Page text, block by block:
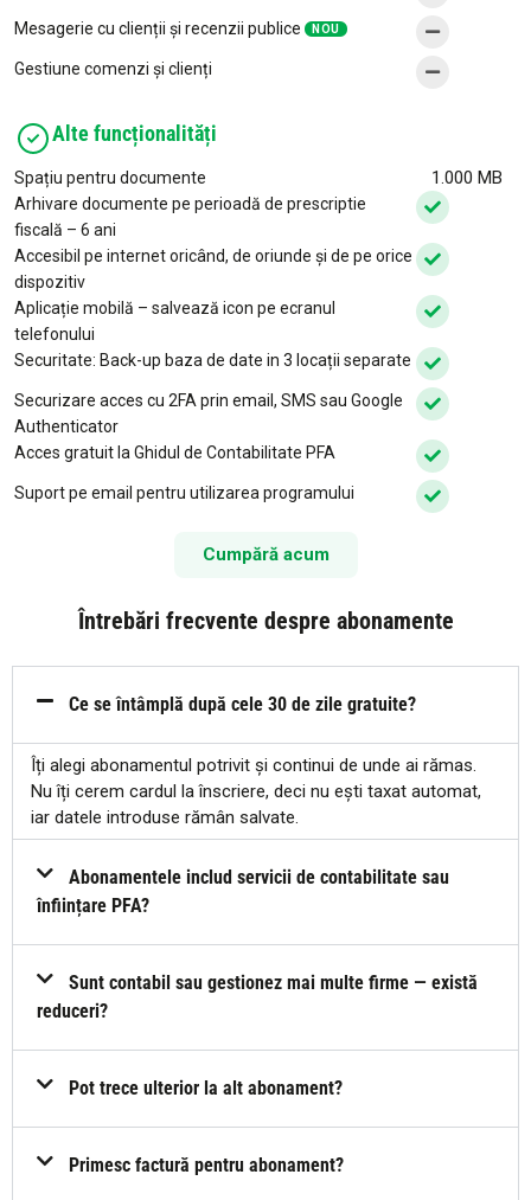
Mesagerie cu clienții și recenzii publice NOU
Gestiune comenzi și clienți
Alte funcționalități
Spațiu pentru documente 1.000 MB
Arhivare documente pe perioadă de prescriptie
fiscală – 6 ani
Accesibil pe internet oricând, de oriunde și de pe orice
dispozitiv
Aplicație mobilă – salvează icon pe ecranul
telefonului
Securitate: Back-up baza de date in 3 locații separate
Securizare acces cu 2FA prin email, SMS sau Google
Authenticator
Acces gratuit la Ghidul de Contabilitate PFA
Suport pe email pentru utilizarea programului
Cumpără acum
Întrebări frecvente despre abonamente
Ce se întâmplă după cele 30 de zile gratuite?
Îți alegi abonamentul potrivit și continui de unde ai rămas.
Nu îți cerem cardul la înscriere, deci nu ești taxat automat,
iar datele introduse rămân salvate.
Abonamentele includ servicii de contabilitate sau
înființare PFA?
Sunt contabil sau gestionez mai multe firme — există
reduceri?
Pot trece ulterior la alt abonament?
Primesc factură pentru abonament?